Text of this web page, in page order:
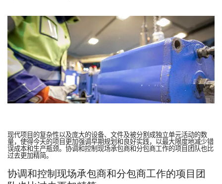
现代项目的复杂性以及庞大的设备、文件及被分割成独立单元活动的数
量，使得今天的项目更加强调早期规划和良好实践，以最大限度地减少错
误成本和生产瓶颈。协调和控制现场承包商和分包商工作的项目团队也比
过去更加精简。
协调和控制现场承包商和分包商工作的项目团